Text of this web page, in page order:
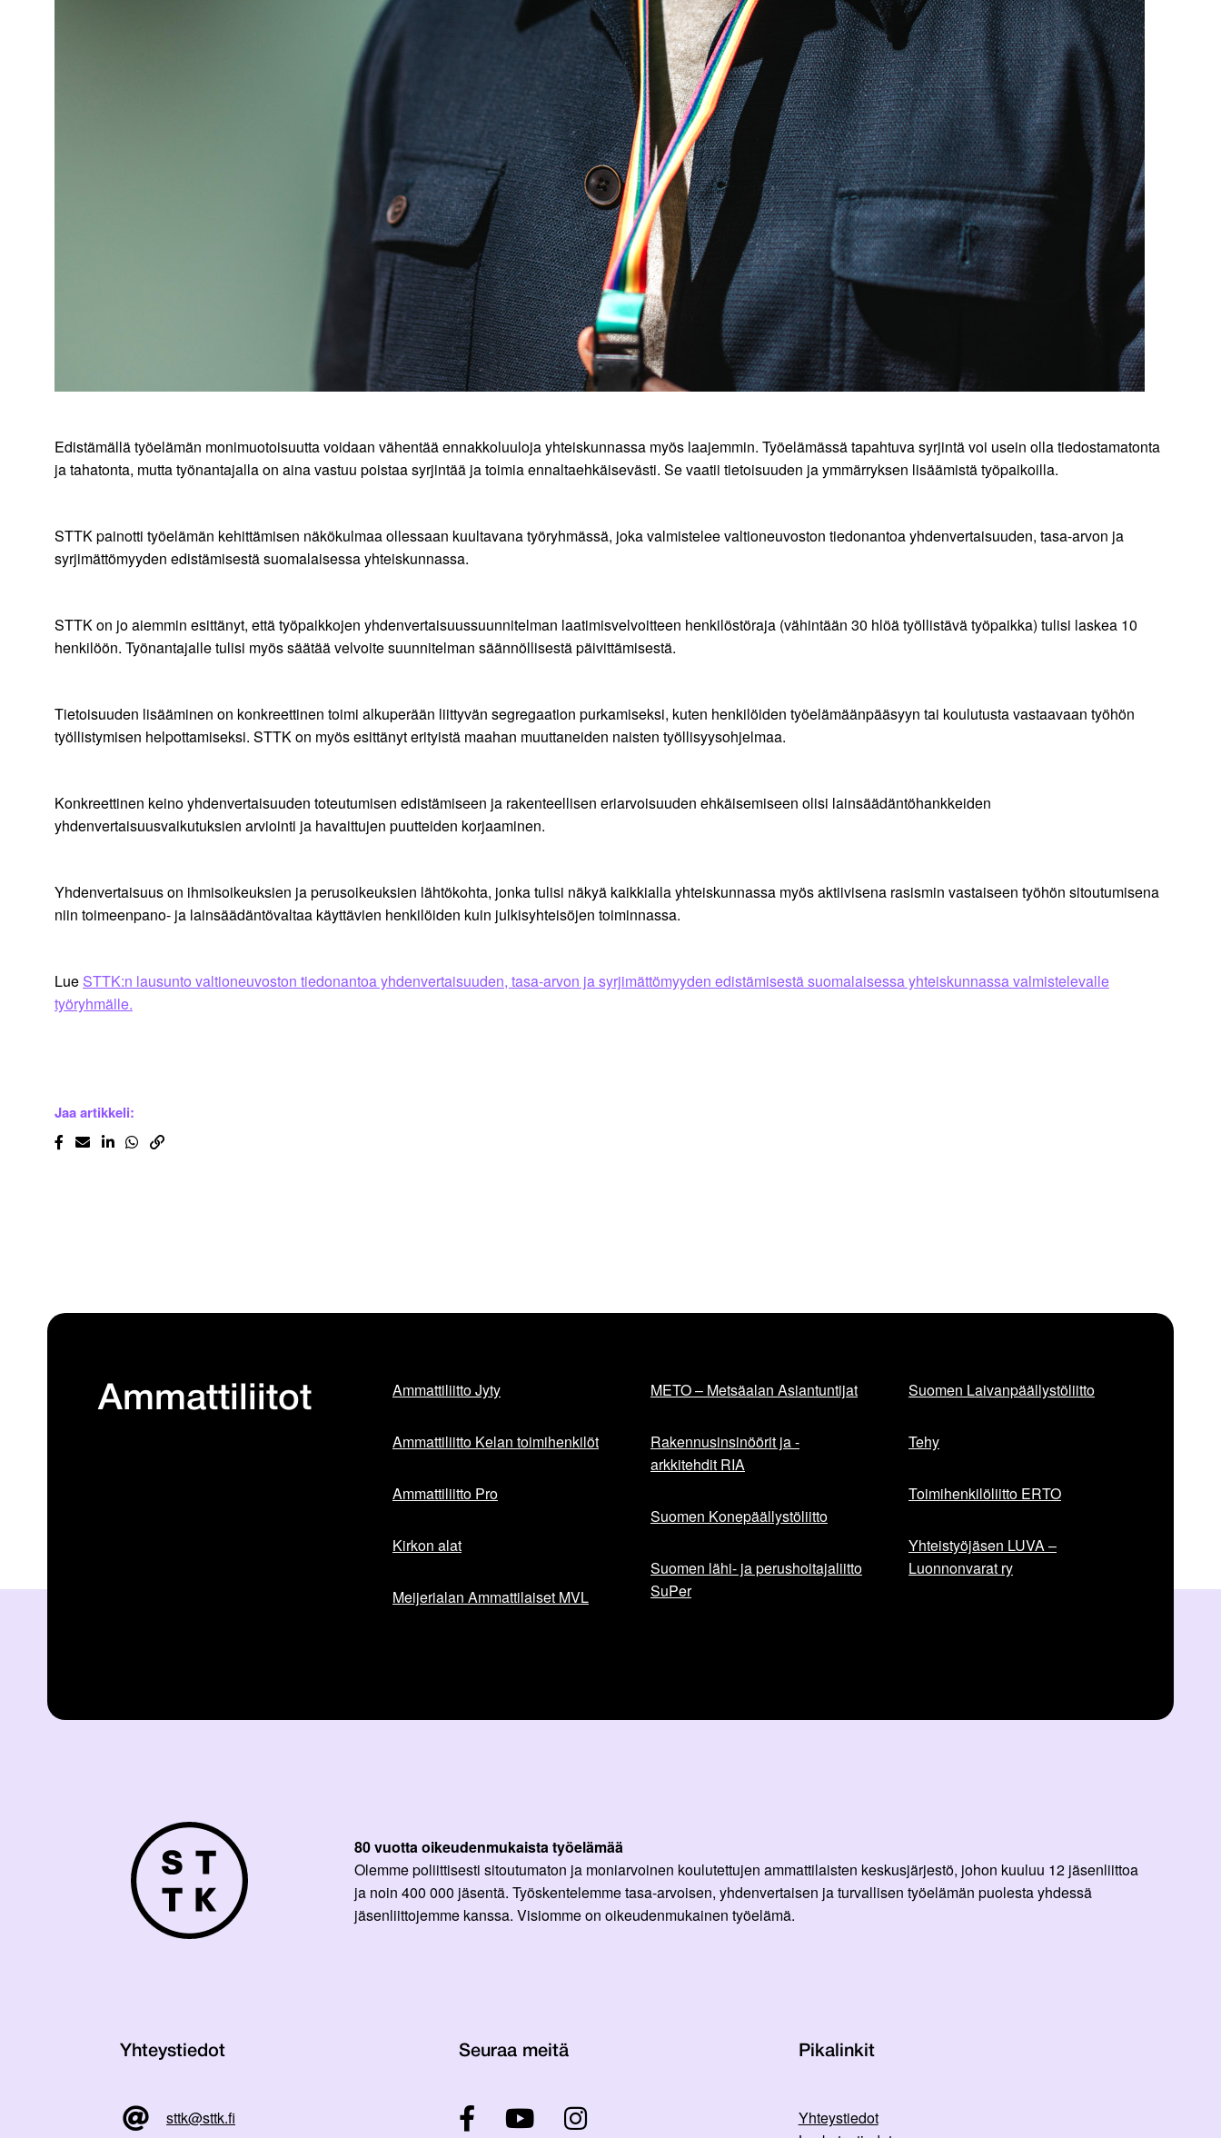
Edistämällä työelämän monimuotoisuutta voidaan vähentää ennakkoluuloja yhteiskunnassa myös laajemmin. Työelämässä tapahtuva syrjintä voi usein olla tiedostamatonta
ja tahatonta, mutta työnantajalla on aina vastuu poistaa syrjintää ja toimia ennaltaehkäisevästi. Se vaatii tietoisuuden ja ymmärryksen lisäämistä työpaikoilla.
STTK painotti työelämän kehittämisen näkökulmaa ollessaan kuultavana työryhmässä, joka valmistelee valtioneuvoston tiedonantoa yhdenvertaisuuden, tasa-arvon ja
syrjimättömyyden edistämisestä suomalaisessa yhteiskunnassa.
STTK on jo aiemmin esittänyt, että työpaikkojen yhdenvertaisuussuunnitelman laatimisvelvoitteen henkilöstöraja (vähintään 30 hlöä työllistävä työpaikka) tulisi laskea 10
henkilöön. Työnantajalle tulisi myös säätää velvoite suunnitelman säännöllisestä päivittämisestä.
Tietoisuuden lisääminen on konkreettinen toimi alkuperään liittyvän segregaation purkamiseksi, kuten henkilöiden työelämäänpääsyyn tai koulutusta vastaavaan työhön
työllistymisen helpottamiseksi. STTK on myös esittänyt erityistä maahan muuttaneiden naisten työllisyysohjelmaa.
Konkreettinen keino yhdenvertaisuuden toteutumisen edistämiseen ja rakenteellisen eriarvoisuuden ehkäisemiseen olisi lainsäädäntöhankkeiden
yhdenvertaisuusvaikutuksien arviointi ja havaittujen puutteiden korjaaminen.
Yhdenvertaisuus on ihmisoikeuksien ja perusoikeuksien lähtökohta, jonka tulisi näkyä kaikkialla yhteiskunnassa myös aktiivisena rasismin vastaiseen työhön sitoutumisena
niin toimeenpano- ja lainsäädäntövaltaa käyttävien henkilöiden kuin julkisyhteisöjen toiminnassa.
Lue STTK:n lausunto valtioneuvoston tiedonantoa yhdenvertaisuuden, tasa-arvon ja syrjimättömyyden edistämisestä suomalaisessa yhteiskunnassa valmistelevalle
työryhmälle.
Jaa artikkeli:
Ammattiliitot Ammattiliitto Jyty
Ammattiliitto Kelan toimihenkilöt
Ammattiliitto Pro
Kirkon alat
Meijerialan Ammattilaiset MVL
METO – Metsäalan Asiantuntijat
Rakennusinsinöörit ja -
arkkitehdit RIA
Suomen Konepäällystöliitto
Suomen lähi- ja perushoitajaliitto
SuPer
Suomen Laivanpäällystöliitto
Tehy
Toimihenkilöliitto ERTO
Yhteistyöjäsen LUVA –
Luonnonvarat ry
80 vuotta oikeudenmukaista työelämää
Olemme poliittisesti sitoutumaton ja moniarvoinen koulutettujen ammattilaisten keskusjärjestö, johon kuuluu 12 jäsenliittoa
ja noin 400 000 jäsentä. Työskentelemme tasa-arvoisen, yhdenvertaisen ja turvallisen työelämän puolesta yhdessä
jäsenliittojemme kanssa. Visiomme on oikeudenmukainen työelämä.
Yhteystiedot
sttk@sttk.fi
Seuraa meitä Pikalinkit
Yhteystiedot